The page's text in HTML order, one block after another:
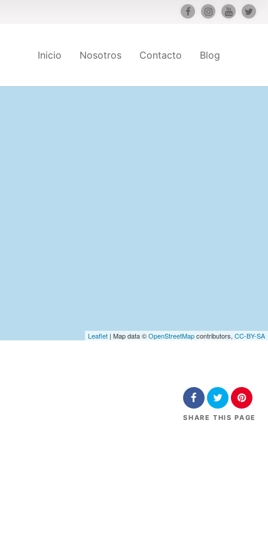
Inicio Nosotros Contacto Blog
Leaflet | Map data ©OpenStreetMapcontributors, CC-BY-SA
SHARE THIS PAGE